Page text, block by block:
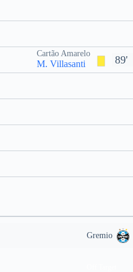
89'
Cartão Amarelo
M. Villasanti
Gremio